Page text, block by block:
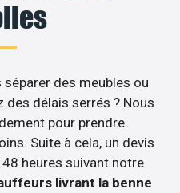
des meubles ou
des délais serrés ? Nous
pour prendre
Suite à cela, un devis
heures suivant notre
livrant la benne